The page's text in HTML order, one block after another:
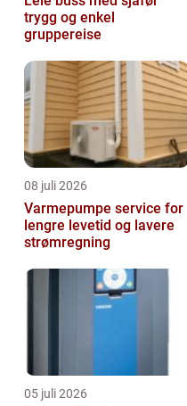
trygg og enkel
gruppereise
08 juli 2026
Varmepumpe service for
lengre levetid og lavere
strømregning
05 juli 2026